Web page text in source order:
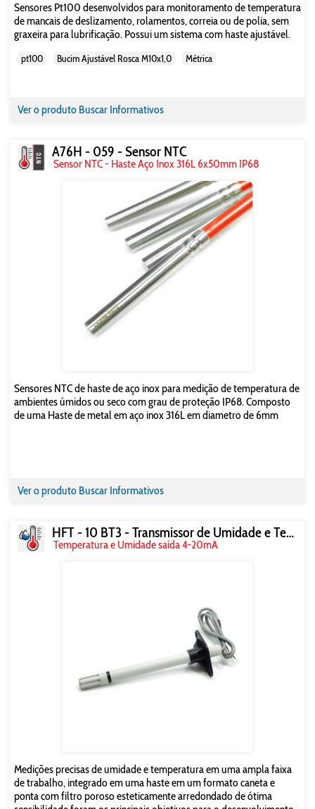
Sensores Pt100 desenvolvidos para monitoramento de temperatura
de mancais de deslizamento, rolamentos, correia ou de polia, sem
graxeira para lubrificação. Possui um sistema com haste ajustável.
pt100 Bucim Ajustável Rosca M10x1,0 Métrica
Ver o produto Buscar Informativos
A76H - 059 - Sensor NTC
Sensor NTC - Haste Aço Inox 316L 6x50mm IP68
Sensores NTC de haste de aço inox para medição de temperatura de
ambientes úmidos ou seco com grau de proteção IP68. Composto
de uma Haste de metal em aço inox 316L em diametro de 6mm
Ver o produto Buscar Informativos
HFT - 10 BT3 - Transmissor de Umidade e Temperatura
Temperatura e Umidade saída 4-20mA
Medições precisas de umidade e temperatura em uma ampla faixa
de trabalho, integrado em uma haste em um formato caneta e
ponta com filtro poroso esteticamente arredondado de ótima